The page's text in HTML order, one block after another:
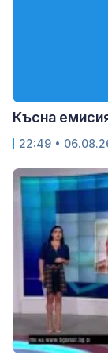
Късна
22:49 •